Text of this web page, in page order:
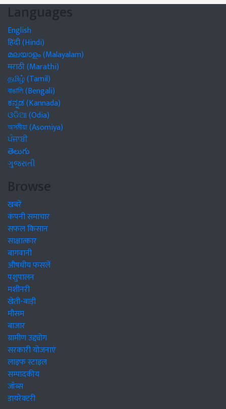
Languages
English
हिंदी (Hindi)
മലയാളം (Malayalam)
मराठी (Marathi)
தமிழ் (Tamil)
বাঙালি (Bengali)
ಕನ್ನಡ (Kannada)
ଓଡିଆ (Odia)
অসমীয়া (Asomiya)
ਪੰਜਾਬੀ
తెలుగు
ગુજરાતી
Browse
खबरें
कंपनी समाचार
सफल किसान
साक्षात्कार
बागवानी
औषधीय फसलें
पशुपालन
मशीनरी
खेती-बाड़ी
मौसम
बाजार
ग्रामीण उद्द्योग
सरकारी योजनाएं
लाइफ स्टाइल
सम्पादकीय
जॉब्स
डायरेक्टरी